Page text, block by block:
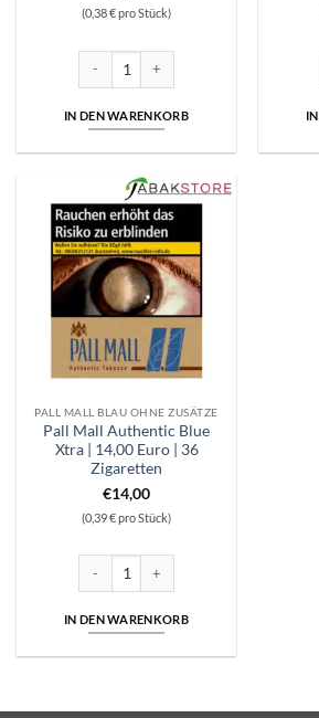
(0,38 € pro Stück)
IN DEN WARENKORB
PALL MALL BLAU OHNE ZUSÄTZE
Pall Mall Authentic Blue
Xtra | 14,00 Euro | 36
Zigaretten
€14,00
(0,39 € pro Stück)
Pall Mall Authentic Blue Xtra | 14,00
IN DEN WARENKORB